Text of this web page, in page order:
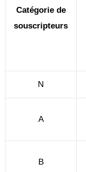
Catégorie de
souscripteurs
N
A
B